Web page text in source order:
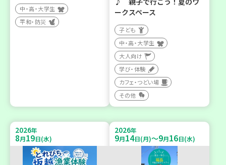
中・高・大学生
平和・防災
ークスペース
子ども
中・高・大学生
大人向け
学び・体験
カフェ・つどい場
その他
2026年
8月19日(水)
2026年
9月14日(月)～9月16日(水)